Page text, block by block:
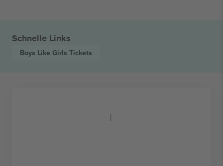
Schnelle Links
Boys Like Girls Tickets